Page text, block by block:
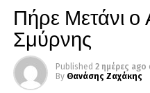
Πήρε Μετάνι
Σμύρνης
Published 2 ημέρες ago
By Θανάσης Ζαχάκης